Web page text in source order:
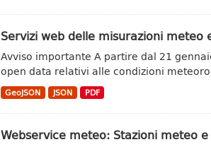
Servizi web delle misurazioni meteo
Avviso importante A partire dal 21
open data relativi alle condizioni
GeoJSON JSON PDF
Webservice meteo: Stazioni meteo